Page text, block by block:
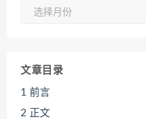
文章目录
1 前言
2 正文